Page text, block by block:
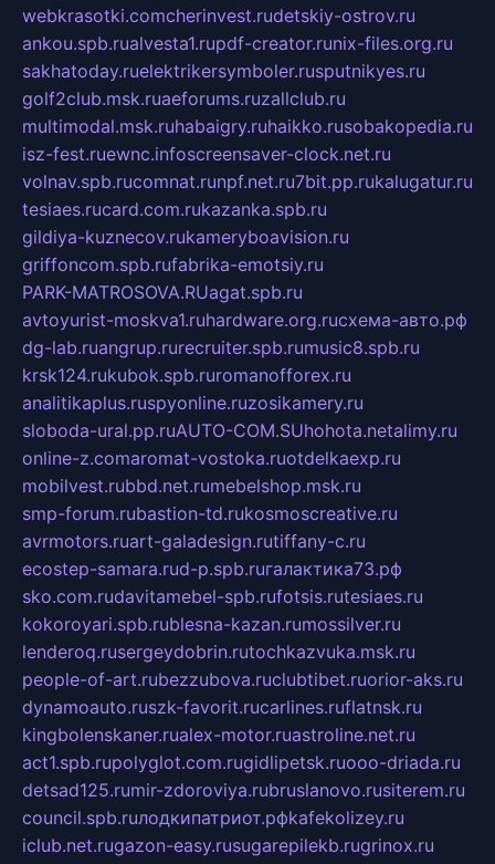
webkrasotki.comcherinvest.rudetskiy-ostrov.ru
ankou.spb.rualvesta1.rupdf-creator.runix-files.org.ru
sakhatoday.ruelektrikersymboler.rusputnikyes.ru
golf2club.msk.ruaeforums.ruzallclub.ru
multimodal.msk.ruhabaigry.ruhaikko.rusobakopedia.ru
isz-fest.ruewnc.infoscreensaver-clock.net.ru
volnav.spb.rucomnat.runpf.net.ru7bit.pp.rukalugatur.ru
tesiaes.rucard.com.rukazanka.spb.ru
gildiya-kuznecov.rukameryboavision.ru
griffoncom.spb.rufabrika-emotsiy.ru
PARK-MATROSOVA.RUagat.spb.ru
avtoyurist-moskva1.ruhardware.org.ruсхема-авто.рф
dg-lab.ruangrup.rurecruiter.spb.rumusic8.spb.ru
krsk124.rukubok.spb.ruromanofforex.ru
analitikaplus.ruspyonline.ruzosikamery.ru
sloboda-ural.pp.ruAUTO-COM.SUhohota.netalimy.ru
online-z.comaromat-vostoka.ruotdelkaexp.ru
mobilvest.rubbd.net.rumebelshop.msk.ru
smp-forum.rubastion-td.rukosmoscreative.ru
avrmotors.ruart-galadesign.rutiffany-c.ru
ecostep-samara.rud-p.spb.ruгалактика73.рф
sko.com.rudavitamebel-spb.rufotsis.rutesiaes.ru
kokoroyari.spb.rublesna-kazan.rumossilver.ru
lenderoq.rusergeydobrin.rutochkazvuka.msk.ru
people-of-art.rubezzubova.ruclubtibet.ruorior-aks.ru
dynamoauto.ruszk-favorit.rucarlines.ruflatnsk.ru
kingbolenskaner.rualex-motor.ruastroline.net.ru
act1.spb.rupolyglot.com.rugidlipetsk.ruooo-driada.ru
detsad125.rumir-zdoroviya.rubruslanovo.rusiterem.ru
council.spb.ruлодкипатриот.рфkafekolizey.ru
iclub.net.rugazon-easy.rusugarepilekb.rugrinox.ru